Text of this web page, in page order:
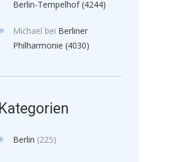
Berlin-Tempelhof (4244)
Michael bei Berliner
Philharmonie (4030)
Kategorien
Berlin (225)